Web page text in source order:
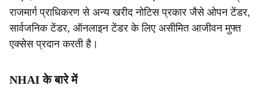
राजमार्ग प्राधिकरण से अन्य खरीद नोटिस प्रकार जैसे ओपन टेंडर,
सार्वजनिक टेंडर, ऑनलाइन टेंडर के लिए असीमित आजीवन मुफ्त
एक्सेस प्रदान करती है।
NHAI के बारे में